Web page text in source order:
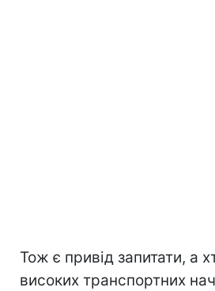
Тож є привід запитати, а
високих транспортних